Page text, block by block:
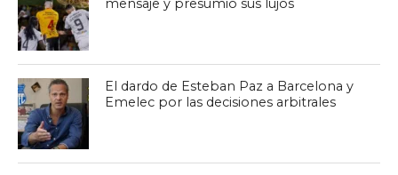
mensaje y presumió sus lujos
El dardo de Esteban Paz a Barcelona y
Emelec por las decisiones arbitrales